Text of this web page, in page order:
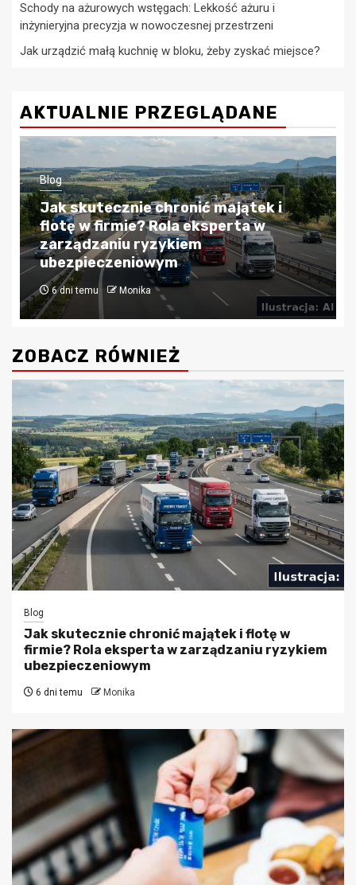
Schody na ażurowych wstęgach: Lekkość ażuru i
inżynieryjna precyzja w nowoczesnej przestrzeni
Jak urządzić małą kuchnię w bloku, żeby zyskać miejsce?
AKTUALNIE PRZEGLĄDANE
Blog
Kredyty hipoteczne w Krakowie:
Przewodnik po bezpiecznym
finansowaniu nieruchomości
4 tygodnie temu Monika
ZOBACZ RÓWNIEŻ
Blog
Jak skutecznie chronić majątek i flotę w
firmie? Rola eksperta w zarządzaniu ryzykiem
ubezpieczeniowym
6 dni temu Monika